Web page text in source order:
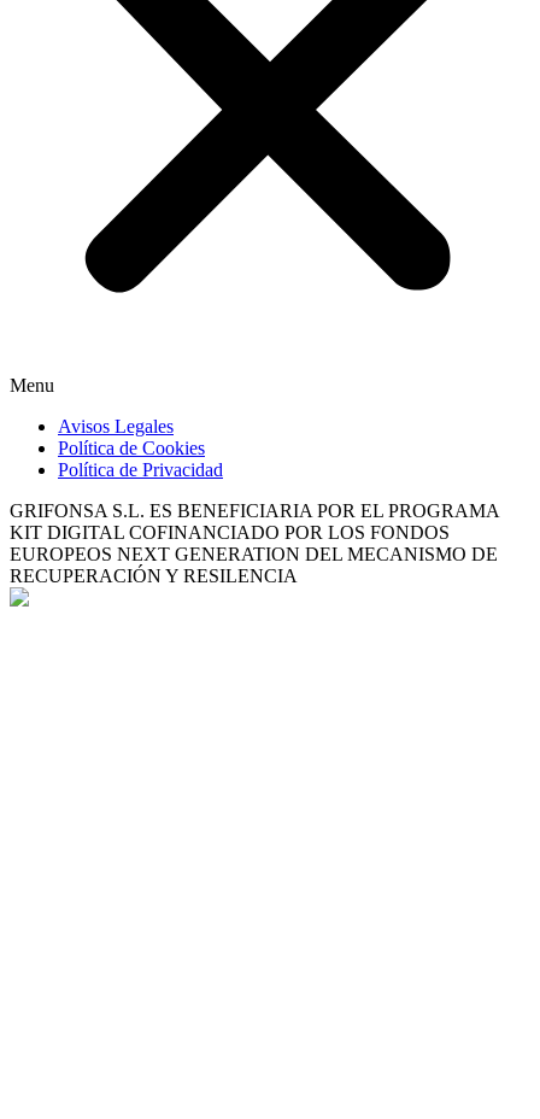
Menu
Avisos Legales
Política de Cookies
Política de Privacidad
GRIFONSA S.L. ES BENEFICIARIA POR EL PROGRAMA
KIT DIGITAL COFINANCIADO POR LOS FONDOS
EUROPEOS NEXT GENERATION DEL MECANISMO DE
RECUPERACIÓN Y RESILENCIA